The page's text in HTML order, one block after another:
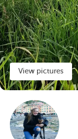
View pictures